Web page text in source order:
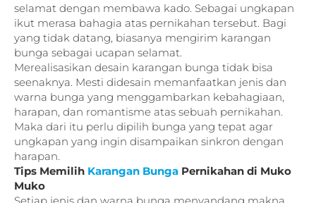
selamat dengan membawa kado. Sebagai ungkapan
ikut merasa bahagia atas pernikahan tersebut. Bagi
yang tidak datang, biasanya mengirim karangan
bunga sebagai ucapan selamat.
Merealisasikan desain karangan bunga tidak bisa
seenaknya. Mesti didesain memanfaatkan jenis dan
warna bunga yang menggambarkan kebahagiaan,
harapan, dan romantisme atas sebuah pernikahan.
Maka dari itu perlu dipilih bunga yang tepat agar
ungkapan yang ingin disampaikan sinkron dengan
harapan.
Tips Memilih Karangan Bunga Pernikahan di Muko
Muko